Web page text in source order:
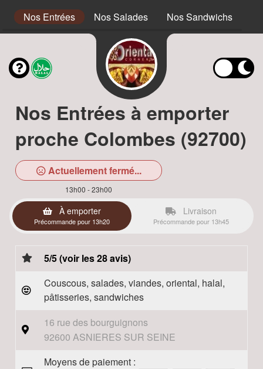
Nos Entrées Nos Salades Nos Sandwichs
Nos Entrées à emporter
proche Colombes (92700)
Actuellement fermé...
13h00 - 23h00
À emporter
Précommande pour 13h20
Livraison
Précommande pour 13h45
5/5 (voir les 28 avis)
Couscous, salades, viandes, oriental, halal,
pâtisseries, sandwiches
16 rue des bourguignons
92600 ASNIERES SUR SEINE
Moyens de paiement :